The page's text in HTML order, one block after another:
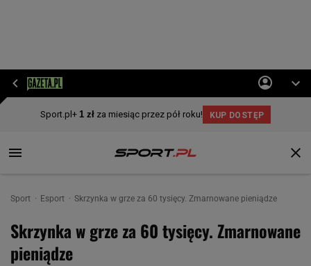
Sport Esport Skrzynka w grze za 60 tysięcy. Zmarnowane pieniądze
Skrzynka w grze za 60 tysięcy. Zmarnowane
pieniądze